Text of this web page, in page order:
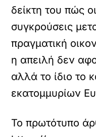
δείκτη του πώς
συγκρούσεις
πραγματική
η απειλή δεν
αλλά το ίδιο το
εκατομμυρίων
Το πρωτότυπο